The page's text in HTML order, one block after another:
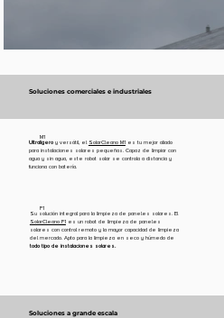
Ultraligeroy versátil, el SolarCleano M1es tu mejor aliado
para instalaciones solares pequeñas. Capaz de limpiar con
agua y sin agua, este robot solar se controla a distancia y
funciona con batería.
M1
Su solución integral para la limpieza de paneles solares. El
SolarCleano F1es un robot de limpieza de paneles
solares con control remoto y la mayor capacidad de limpieza
del mercado. Apto para la limpieza en seco y húmedo de
todo tipo de instalaciones solares.
F1
Soluciones comerciales e industriales
Soluciones a grande escala